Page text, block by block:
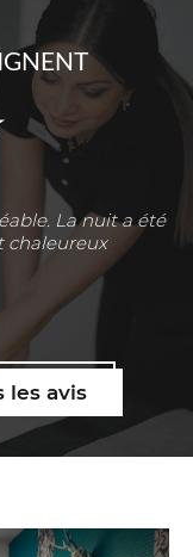
La nuit a été
chaleureux
les avis